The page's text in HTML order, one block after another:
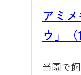
わせてご活
改札を
場です 運行期間は、2026年8月1日
（土）
アミ
ウ」
当園で